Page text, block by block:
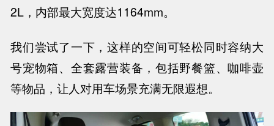
2L，内部最大宽度达1164mm。
我们尝试了一下，这样的空间可轻松同时容纳大
号宠物箱、全套露营装备，包括野餐篮、咖啡壶
等物品，让人对用车场景充满无限遐想。